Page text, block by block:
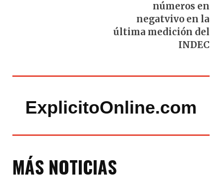
números en
negatvivo en la
última medición del
INDEC
ExplicitoOnline.com
MÁS NOTICIAS